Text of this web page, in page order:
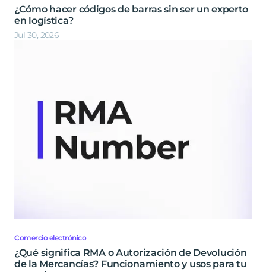
¿Cómo hacer códigos de barras sin ser un experto
en logística?
Jul 30, 2026
Comercio electrónico
¿Qué significa RMA o Autorización de Devolución
de la Mercancías? Funcionamiento y usos para tu